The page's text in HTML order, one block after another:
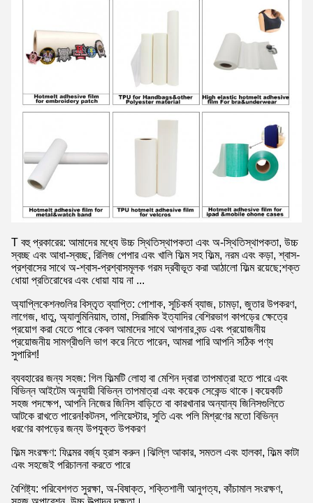
T বহু প্রকারের: আমাদের মধ্যে উচ্চ স্থিতিস্থাপকতা এবং অ-স্থিতিস্থাপকতা, উচ্চ
স্বচ্ছ এবং আধা-স্বচ্ছ, রিলিজ পেপার এবং খালি ফিল্ম সহ ফিল্ম, নরম এবং কড়া, শ্বাস-
প্রশ্বাসের সাথে অ-শ্বাস-প্রশ্বাসমূলক গরম দ্রবীভূত করা আঠালো ফিল্ম রয়েছে;শক্ত
ধোয়া প্রতিরোধের এবং ধোয়া যায় না ...
অ্যাপ্লিকেশনগুলির বিস্তৃত ব্যাপ্তি: পোশাক, সূচিকর্ম ব্যাজ, চামড়া, জুতার উপকরণ,
লাগেজ, ধাতু, অ্যালুমিনিয়াম, তামা, সিরামিক ইত্যাদির বেশিরভাগ কাপড়ের ক্ষেত্রে
প্রয়োগ করা যেতে পারে কেবল আমাদের সাথে আপনার বন্ড এবং প্রয়োজনীয়
প্রয়োজনীয় সামগ্রীগুলি ভাগ করে নিতে পারেন, আমরা পারি আপনি সঠিক পণ্য
সুপারিশ!
ব্যবহারের জন্য সহজ: গিল ফিল্মটি লোহা বা মেশিন দ্বারা তাপমাত্রা হতে পারে এবং
বিভিন্ন আইটেম অনুযায়ী বিভিন্ন তাপমাত্রা এবং কয়েক সেকেন্ড থাকে।কয়েকটি
সহজ পদক্ষেপ, আপনি নিজের জিনিস বাড়িতে বা কারখানার অন্যান্য জিনিসগুলিতে
আটকে রাখতে পারেন!কটনস, পলিয়েস্টার, সুতি এবং পলি মিশ্রণের মতো বিভিন্ন
ধরণের কাপড়ের জন্য উপযুক্ত উপকরণ
ফিল্ম সংরক্ষণ: ফিল্মের বর্জ্য হ্রাস করুন।ঝিল্লি আকার, সমতল এবং হালকা, ফিল্ম কাটা
এবং সহজেই পরিচালনা করতে পারে
বৈশিষ্ট্য: পরিবেশগত সুরক্ষা, অ-বিষাক্ত, শক্তিশালী আনুগত্য, কাঁচামাল সংরক্ষণ,